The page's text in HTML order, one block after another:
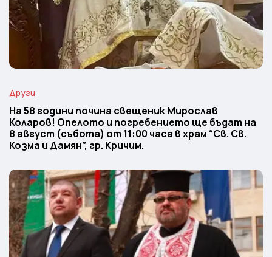
Други
На 58 години почина свещеник Мирослав
Коларов! Опелото и погребението ще бъдат на
8 август (събота) от 11:00 часа в храм “Св. Св.
Козма и Дамян”, гр. Кричим.